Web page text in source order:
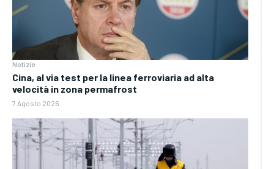
Notizie
Cina, al via test per la linea ferroviaria ad alta
velocità in zona permafrost
7 Agosto 2026